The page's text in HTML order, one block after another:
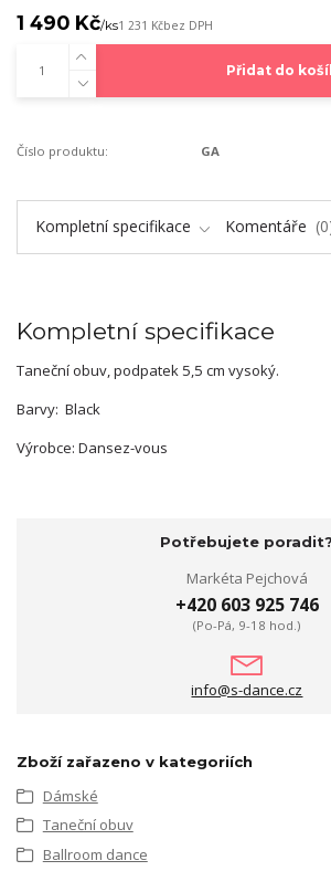
1 490 Kč/ks1 231 Kčbez DPH
Přidat do
Číslo produktu: GA
Kompletní specifikace Komentáře 0
Kompletní specifikace
Taneční obuv, podpatek 5,5 cm vysoký.
Barvy: Black
Výrobce: Dansez-vous
Potřebujete poradit?
Markéta Pejchová
+420 603 925 746
(Po-Pá, 9-18 hod.)
info@s-dance.cz
Zboží zařazeno v kategoriích
Dámské
Taneční obuv
Ballroom dance